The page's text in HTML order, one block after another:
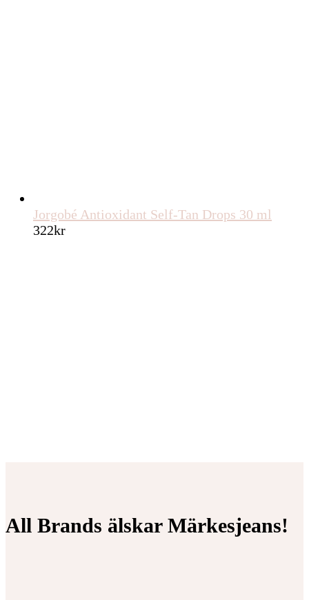
Jorgobé Antioxidant Self-Tan Drops 30 ml
322kr
All Brands älskar Märkesjeans!